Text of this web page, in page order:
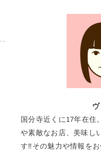
国分寺近くに17年在住
や素敵なお店、美味し
す‼その魅力や情報を